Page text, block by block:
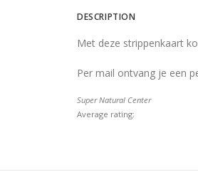
DESCRIPTION
Met deze strippenkaart
Per mail ontvang je een
Super Natural Center
Average rating: